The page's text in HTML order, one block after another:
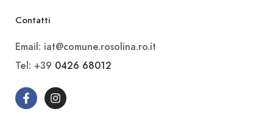
Contatti
Email: iat@comune.rosolina.ro.it
Tel: +39 0426 68012